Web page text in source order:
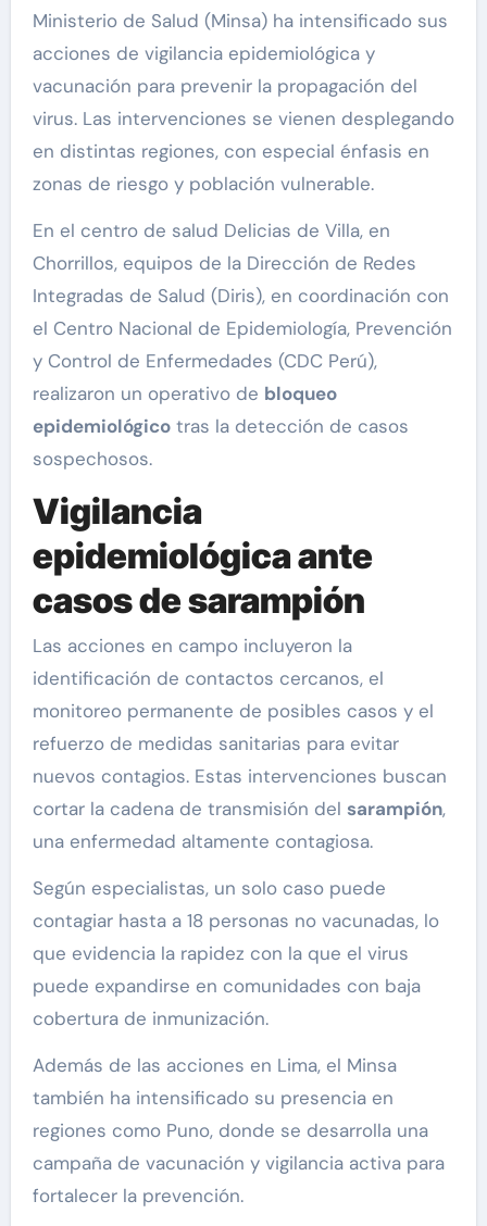
Ministerio de Salud (Minsa) ha intensificado sus
acciones de vigilancia epidemiológica y
vacunación para prevenir la propagación del
virus. Las intervenciones se vienen desplegando
en distintas regiones, con especial énfasis en
zonas de riesgo y población vulnerable.
En el centro de salud Delicias de Villa, en
Chorrillos, equipos de la Dirección de Redes
Integradas de Salud (Diris), en coordinación con
el Centro Nacional de Epidemiología, Prevención
y Control de Enfermedades (CDC Perú),
realizaron un operativo de bloqueo
epidemiológicotras la detección de casos
sospechosos.
Vigilancia
epidemiológica ante
casos de sarampión
Las acciones en campo incluyeron la
identificación de contactos cercanos, el
monitoreo permanente de posibles casos y el
refuerzo de medidas sanitarias para evitar
nuevos contagios. Estas intervenciones buscan
cortar la cadena de transmisión del sarampión,
una enfermedad altamente contagiosa.
Según especialistas, un solo caso puede
contagiar hasta a 18 personas no vacunadas, lo
que evidencia la rapidez con la que el virus
puede expandirse en comunidades con baja
cobertura de inmunización.
Además de las acciones en Lima, el Minsa
también ha intensificado su presencia en
regiones como Puno, donde se desarrolla una
campaña de vacunación y vigilancia activa para
fortalecer la prevención.